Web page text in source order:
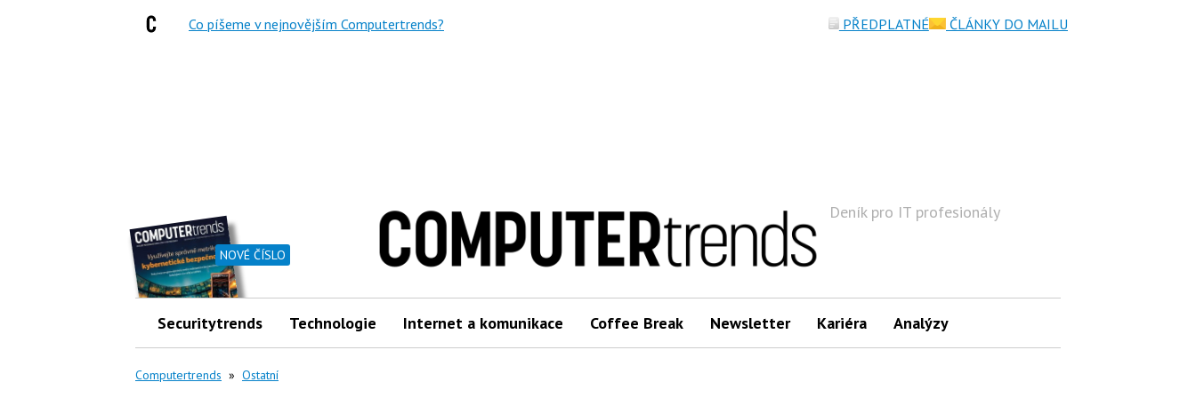
NOVÉ ČÍSLO
Deník pro IT profesionály
Securitytrends Technologie Internet a komunikace Coffee Break Newsletter Kariéra Analýzy
Computertrends » Ostatní
Co píšeme v nejnovějším Computertrends? PŘEDPLATNÉ ČLÁNKY DO MAILU